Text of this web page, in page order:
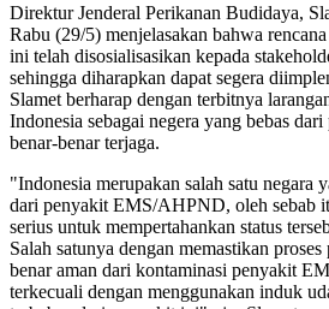
Direktur Jenderal Perikanan Budidaya,
Rabu (29/5) menjelasakan bahwa
ini telah disosialisasikan kepada
sehingga diharapkan dapat segera
Slamet berharap dengan terbitnya
Indonesia sebagai negera yang bebas
benar-benar terjaga.
"Indonesia merupakan salah satu negara
dari penyakit EMS/AHPND, oleh sebab
serius untuk mempertahankan status
Salah satunya dengan memastikan
benar aman dari kontaminasi penyakit
terkecuali dengan menggunakan induk